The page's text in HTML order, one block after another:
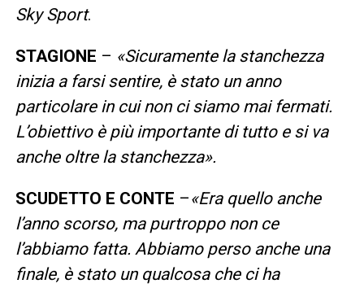
Sky Sport.
STAGIONE – «Sicuramente la stanchezza
inizia a farsi sentire, è stato un anno
particolare in cui non ci siamo mai fermati.
L’obiettivo è più importante di tutto e si va
anche oltre la stanchezza».
SCUDETTO E CONTE –«Era quello anche
l’anno scorso, ma purtroppo non ce
l’abbiamo fatta. Abbiamo perso anche una
finale, è stato un qualcosa che ci ha